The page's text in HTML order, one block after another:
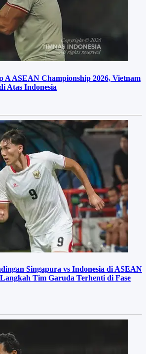
A ASEAN Championship 2026, Vietnam
Atas Indonesia
Singapura vs Indonesia di ASEAN
Tim Garuda Terhenti di Fase